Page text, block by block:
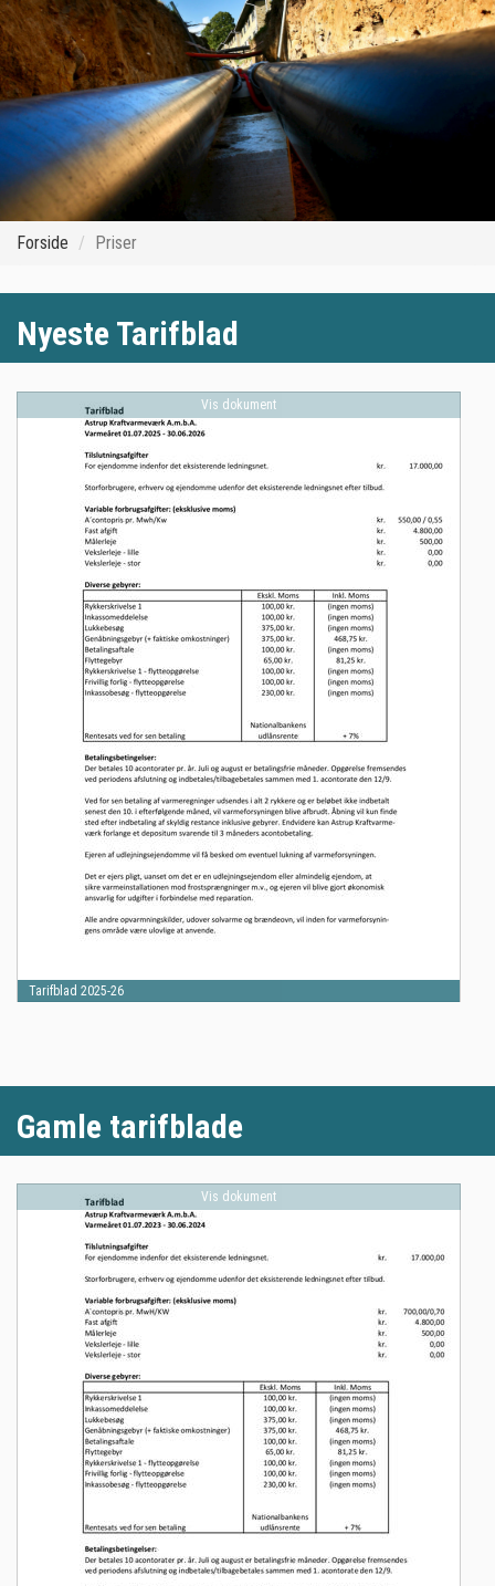
Forside Priser
Nyeste Tarifblad
Vis dokument
Tarifblad 2025-26
Gamle tarifblade
Vis dokument